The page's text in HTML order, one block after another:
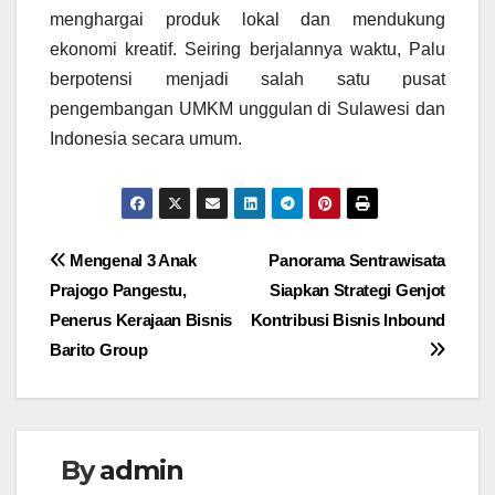
menghargai produk lokal dan mendukung
ekonomi kreatif. Seiring berjalannya waktu, Palu
berpotensi menjadi salah satu pusat
pengembangan UMKM unggulan di Sulawesi dan
Indonesia secara umum.
Navigasi
pos
Panorama Sentrawisata
Siapkan Strategi Genjot
Kontribusi Bisnis Inbound
Mengenal 3 Anak
Prajogo Pangestu,
Penerus Kerajaan Bisnis
Barito Group
Byadmin